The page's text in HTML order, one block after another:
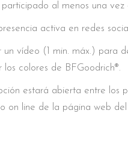
al menos una
activa en redes
un vídeo (1 min. máx.) para
los colores de BFGoodrich®.
estará abierta entre los
on line de la página web del